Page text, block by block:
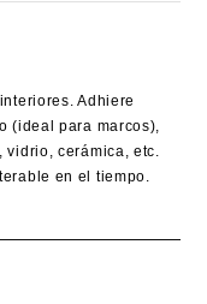
Adhiere
(ideal para marcos),
vidrio, cerámica, etc.
en el tiempo.